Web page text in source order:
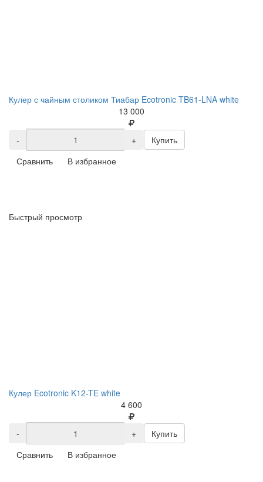
Кулер с чайным столиком Тиабар Ecotronic TB61-LNA white
13 000
- +
Купить
Сравнить
В избранное
Быстрый просмотр
Кулер Ecotronic K12-TE white
4 600
- +
Купить
Сравнить
В избранное